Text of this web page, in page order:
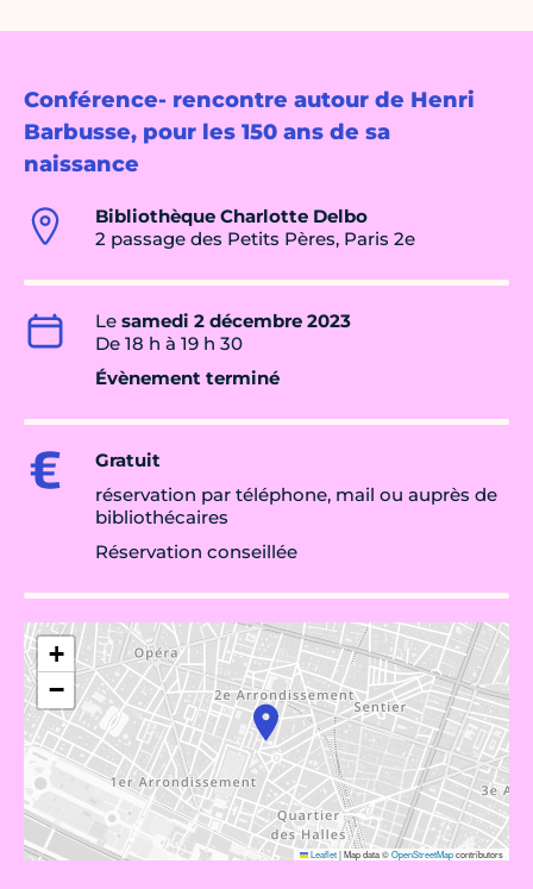
Conférence- rencontre autour de Henri
Barbusse, pour les 150 ans de sa
naissance
Bibliothèque Charlotte Delbo
2 passage des Petits Pères, Paris 2e
Le samedi 2 décembre 2023
De 18 h à 19 h 30
Évènement terminé
Gratuit
réservation par téléphone, mail ou auprès de
bibliothécaires
Réservation conseillée
+
−
Leaflet|Map data ©OpenStreetMapcontributors